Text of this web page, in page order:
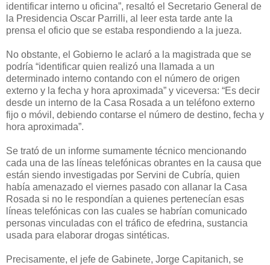
identificar interno u oficina”, resaltó el Secretario General de
la Presidencia Oscar Parrilli, al leer esta tarde ante la
prensa el oficio que se estaba respondiendo a la jueza.
No obstante, el Gobierno le aclaró a la magistrada que se
podría “identificar quien realizó una llamada a un
determinado interno contando con el número de origen
externo y la fecha y hora aproximada” y viceversa: “Es decir
desde un interno de la Casa Rosada a un teléfono externo
fijo o móvil, debiendo contarse el número de destino, fecha y
hora aproximada”.
Se trató de un informe sumamente técnico mencionando
cada una de las líneas telefónicas obrantes en la causa que
están siendo investigadas por Servini de Cubría, quien
había amenazado el viernes pasado con allanar la Casa
Rosada si no le respondían a quienes pertenecían esas
líneas telefónicas con las cuales se habrían comunicado
personas vinculadas con el tráfico de efedrina, sustancia
usada para elaborar drogas sintéticas.
Precisamente, el jefe de Gabinete, Jorge Capitanich, se